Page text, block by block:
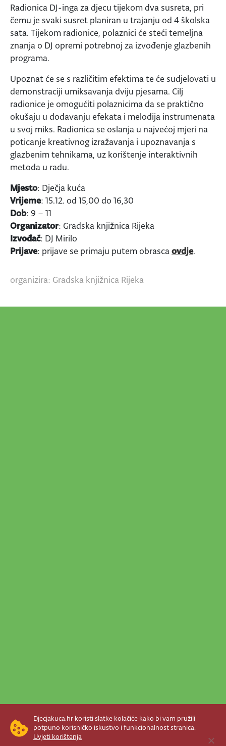
Radionica DJ-inga za djecu tijekom dva susreta, pri
čemu je svaki susret planiran u trajanju od 4 školska
sata. Tijekom radionice, polaznici će steći temeljna
znanja o DJ opremi potrebnoj za izvođenje glazbenih
programa.
Upoznat će se s različitim efektima te će sudjelovati u
demonstraciji umiksavanja dviju pjesama. Cilj
radionice je omogućiti polaznicima da se praktično
okušaju u dodavanju efekata i melodija instrumenata
u svoj miks. Radionica se oslanja u najvećoj mjeri na
poticanje kreativnog izražavanja i upoznavanja s
glazbenim tehnikama, uz korištenje interaktivnih
metoda u radu.
Mjesto: Dječja kuća
Vrijeme: 15.12. od 15,00 do 16,30
Dob: 9 – 11
Organizator: Gradska knjižnica Rijeka
Izvođač: DJ Mirilo
Prijave: prijave se primaju putem obrascaovdje.
organizira: Gradska knjižnica Rijeka
Djecjakuca.hr koristi slatke kolačiće kako bi vam pružili
potpuno korisničko iskustvo i funkcionalnost stranica.
Uvjeti korištenja